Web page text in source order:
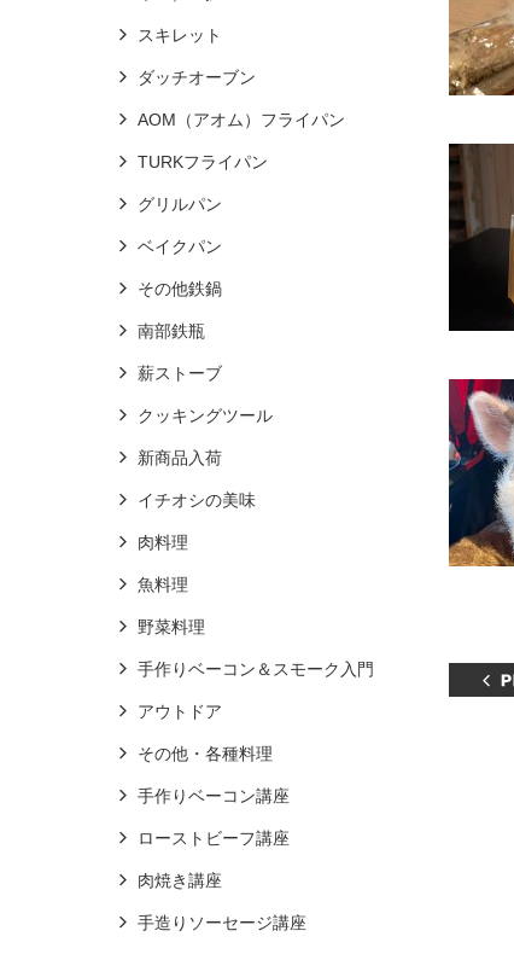
スキレット
ダッチオーブン
AOM（アオム）フライパン
TURKフライパン
グリルパン
ベイクパン
その他鉄鍋
南部鉄瓶
薪ストーブ
クッキングツール
新商品入荷
イチオシの美味
肉料理
魚料理
野菜料理
手作りベーコン＆スモーク入門
アウトドア
その他・各種料理
手作りベーコン講座
ローストビーフ講座
肉焼き講座
手造りソーセージ講座